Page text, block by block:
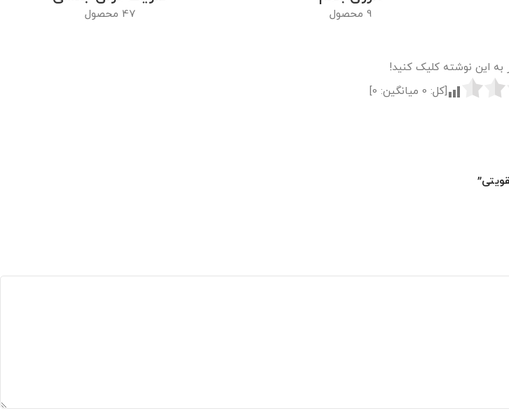
9 محصول 47 محصول
به این نوشته کلیک کنید!
[کل: 0 میانگین: 0
]